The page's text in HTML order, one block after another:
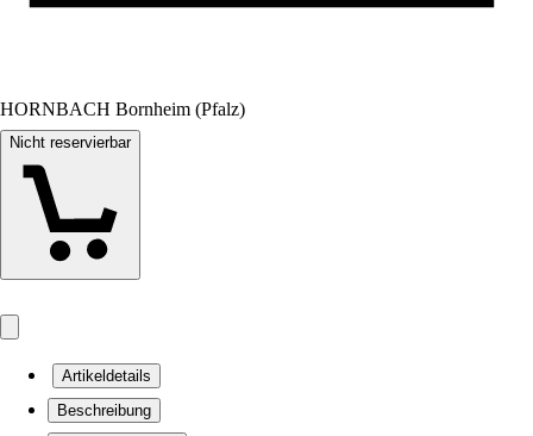
HORNBACH Bornheim (Pfalz)
Nicht reservierbar
Artikeldetails
Beschreibung